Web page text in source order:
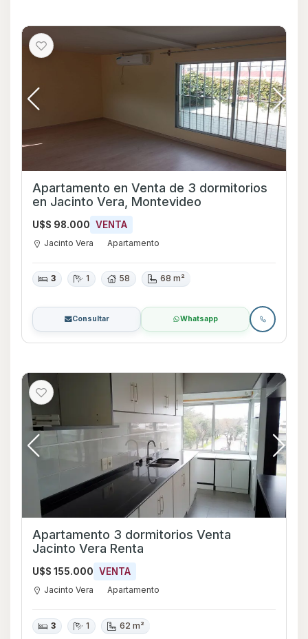
Apartamento en Venta de 3 dormitorios
en Jacinto Vera, Montevideo
U$S 98.000 VENTA
Jacinto Vera Apartamento
3 1 58 68 m²
Consultar Whatsapp
Apartamento 3 dormitorios Venta
Jacinto Vera Renta
U$S 155.000 VENTA
Jacinto Vera Apartamento
3 1 62 m²